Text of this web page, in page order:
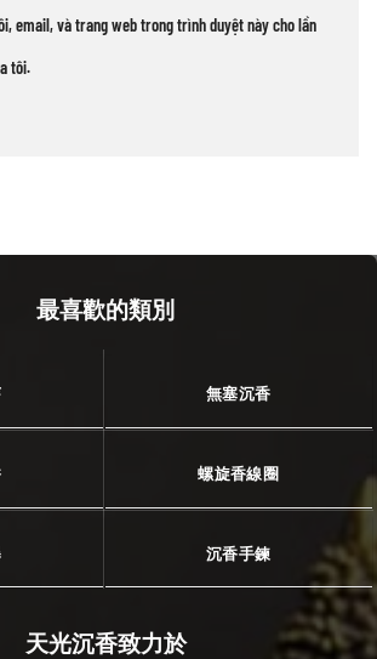
email, và trang web trong trình duyệt này cho lần
tôi.
最喜歡的類別
無塞沉香
螺旋香線圈
沉香手鍊
天光沉香致力於